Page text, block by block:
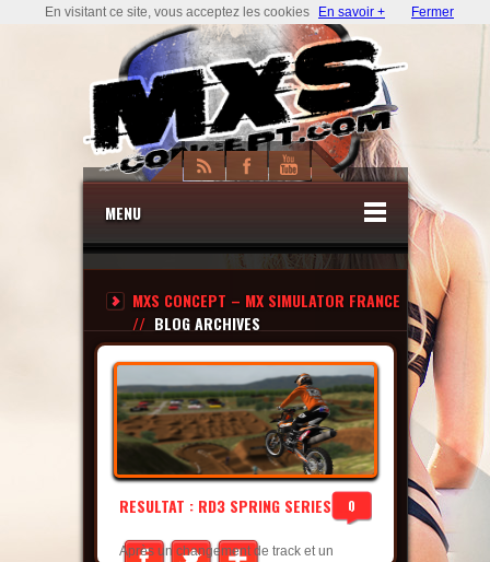
MENU
MXS CONCEPT – MX SIMULATOR FRANCE
// BLOG ARCHIVES
0
RESULTAT : RD3 SPRING SERIES L...
Après un changement de track et un
En visitant ce site, vous acceptez les cookies En savoir + Fermer